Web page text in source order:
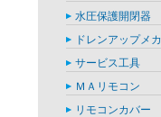
水圧保護開閉器
ドレンアップメカ
サービス工具
ＭＡリモコン
リモコンカバー